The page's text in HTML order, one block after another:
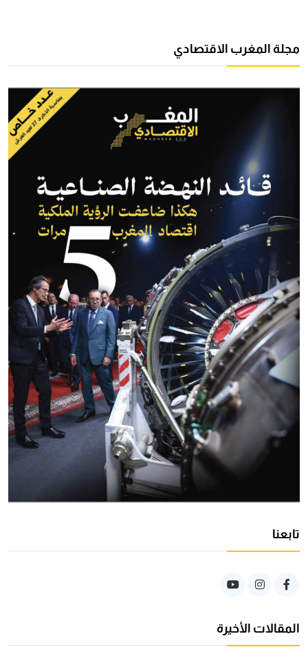
مجلة المغرب الاقتصادي
تابعنا
المقالات الأخيرة